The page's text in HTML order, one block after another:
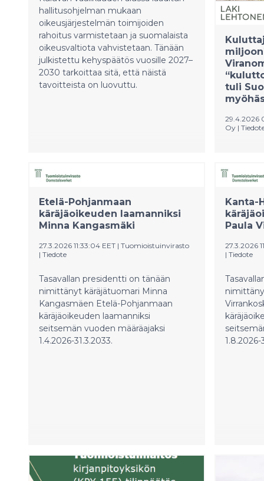
hallitusohjelman mukaan
oikeusjärjestelmän toimijoiden
rahoitus varmistetaan ja suomalaista
oikeusvaltiota vahvistetaan. Tänään
julkistettu kehyspäätös vuosille 2027–
2030 tarkoittaa sitä, että näistä
tavoitteista on luovuttu.
tuli
29.4.2026
Oy |
maksaa
Viiveen
Etelä-Pohjanmaan
käräjäoikeuden laamanniksi
Minna Kangasmäki
27.3.2026 11:33:04 EET | Tuomioistuinvirasto
| Tiedote
Tasavallan presidentti on tänään
nimittänyt käräjätuomari Minna
Kangasmäen Etelä-Pohjanmaan
käräjäoikeuden laamanniksi
seitsemän vuoden määräajaksi
1.4.2026-31.3.2033.
Kanta-
Paula
27.3.2026
| Tiedote
1.8.2026-